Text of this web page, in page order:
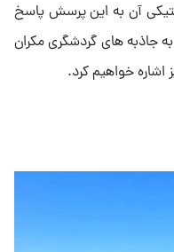
آن به این پرسش پاسخ
های گردشگری مکران
خواهیم کرد.